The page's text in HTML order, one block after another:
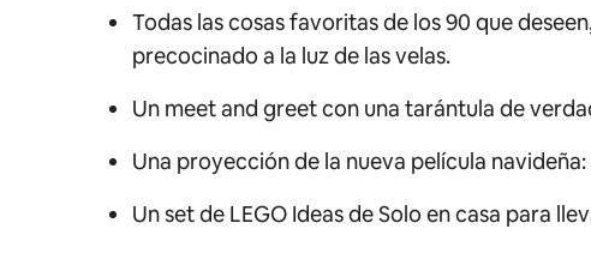
Todas las cosas favoritas de los 90 que
precocinado a la luz de las velas.
Un meet and greet con una tarántula de
Una proyección de la nueva película navideña:
Un set de LEGO Ideas de Solo en casa para